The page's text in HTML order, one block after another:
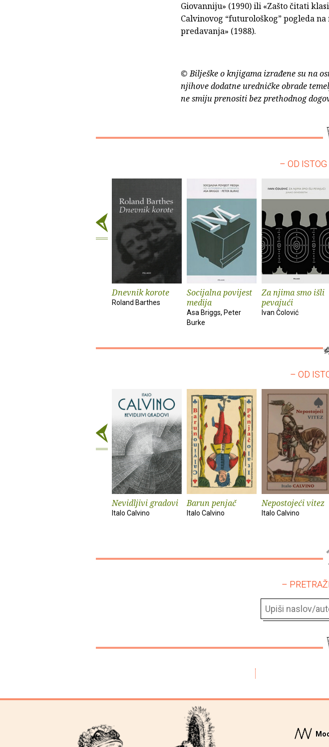
Giovanniju» (1990) ili «Zašto čitati
Calvinovog “futurološkog” pogleda
predavanja» (1988).
© Bilješke o knjigama izrađene su na
njihove dodatne uredničke obrade
ne smiju prenositi bez prethodnog
– OD
Dnevnik korote
Roland Barthes
Socijalna povijest
medija
Asa Briggs, Peter
Burke
Za njima smo išli
pevajući
Ivan Čolović
– OD
Nevidljivi gradovi
Italo Calvino
Barun penjač
Italo Calvino
Nepostojeći vitez
Italo Calvino
–